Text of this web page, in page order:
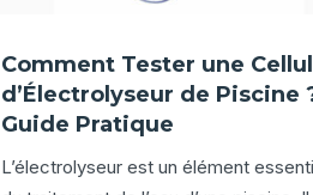
Comment Tester une
d’Électrolyseur de Piscine
Guide Pratique
L’électrolyseur est un élément